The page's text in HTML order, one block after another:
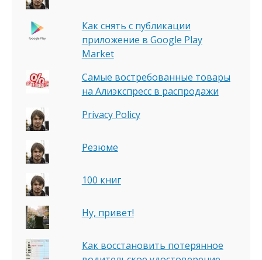
Как снять с публикации
приложение в Google Play
Market
Самые востребованные товары
на Алиэкспресс в распродажи
Privacy Policy
Резюме
100 книг
Ну, привет!
Как восстановить потерянное